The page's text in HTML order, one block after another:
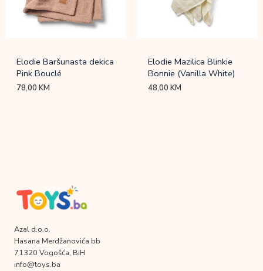
Elodie Baršunasta dekica
Pink Bouclé
78,00KM
Elodie Mazilica Blinkie
Bonnie (Vanilla White)
48,00KM
Azal d.o.o.
Hasana Merdžanovića bb
71320 Vogošća, BiH
info@toys.ba